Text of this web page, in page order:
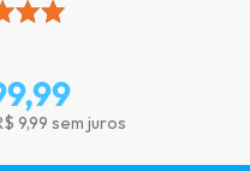
Dicas de lentes
Avaliações dos clientes
9,99 sem juros